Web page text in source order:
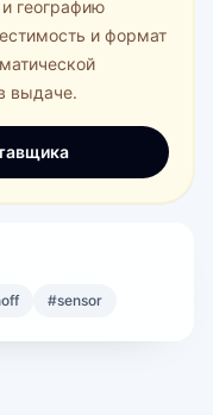
географию
и формат
выдаче.
#sensor